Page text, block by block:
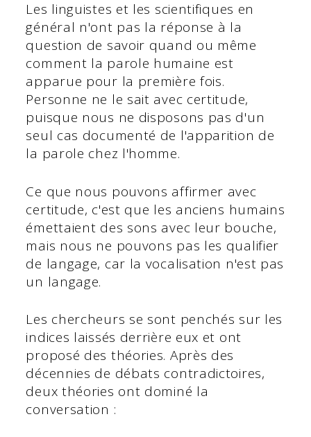
Les linguistes et les scientifiques en
général n'ont pas la réponse à la
question de savoir quand ou même
comment la parole humaine est
apparue pour la première fois.
Personne ne le sait avec certitude,
puisque nous ne disposons pas d'un
seul cas documenté de l'apparition de
la parole chez l'homme.
Ce que nous pouvons affirmer avec
certitude, c'est que les anciens humains
émettaient des sons avec leur bouche,
mais nous ne pouvons pas les qualifier
de langage, car la vocalisation n'est pas
un langage.
Les chercheurs se sont penchés sur les
indices laissés derrière eux et ont
proposé des théories. Après des
décennies de débats contradictoires,
deux théories ont dominé la
conversation :